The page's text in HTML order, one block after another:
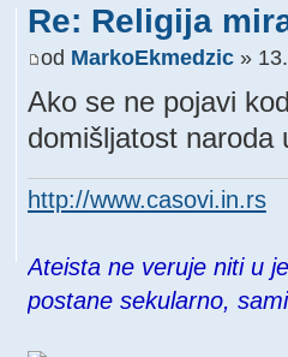
Re: Religija
od MarkoEkmedzic»
Ako se ne pojavi
domišljatost
http://www.casovi.in.rs
Ateista ne veruje niti u
postane sekularno,